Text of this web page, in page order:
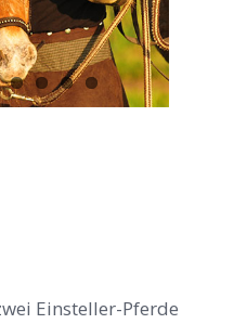
Einsteller-Pferde